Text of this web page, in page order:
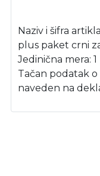
Naziv i šifra
plus paket crni
Jedinična mera:
Tačan podatak
naveden na